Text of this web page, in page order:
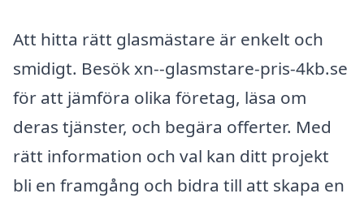
Att hitta rätt glasmästare är enkelt och
smidigt. Besök xn--glasmstare-pris-4kb.se
för att jämföra olika företag, läsa om
deras tjänster, och begära offerter. Med
rätt information och val kan ditt projekt
bli en framgång och bidra till att skapa en